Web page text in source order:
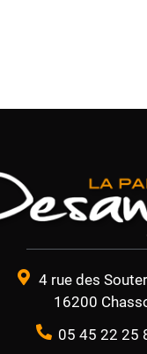
4 rue des
16200
05 45 22 25